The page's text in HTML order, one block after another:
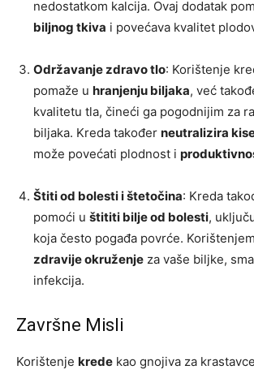
nedostatkom kalcija. Ovaj dodatak
biljnog tkiva i povećava kvalitet
Održavanje zdravo tlo: Korištenje
pomaže u hranjenju biljaka, već
kvalitetu tla, čineći ga pogodnijim za
biljaka. Kreda također neutralizira
može povećati plodnost i
Štiti od bolesti i štetočina: Kreda
pomoći u štititi bilje od bolesti,
koja često pogađa povrće.
zdravije okruženje za vaše biljke,
infekcija.
Završne Misli
Korištenje krede kao gnojiva za